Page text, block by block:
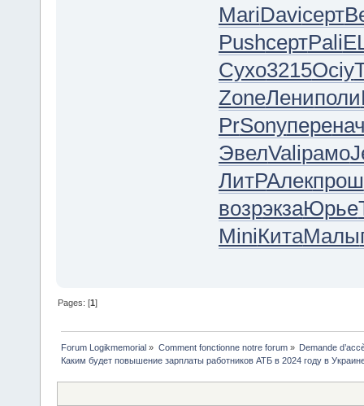
MariDaviсерт
PushсертPali
Сухо3215Ociy
ZoneЛениполи
PrSonyпере
ЭвелValiрамо
ЛитРАлекпрош
возрэкзаЮрье
MiniКитаМалы
Pages: [1]
Forum Logikmemorial » Comment fonctionne notre forum» Demande
Каким будет повышение зарплаты работников АТБ в 2024 году в